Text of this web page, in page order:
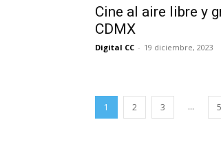
Cine al aire libre y
CDMX
Digital CC - 19 diciembre, 2023
1 2 3 ... 5